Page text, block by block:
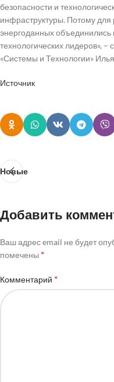
безопасности и
инфраструктуры. Потому
энергоданных объединились
технологических лидеров», –
«Системы и Технологии»
Источник
Новые
Добавить
Ваш адрес email не будет
помечены *
Комментарий *